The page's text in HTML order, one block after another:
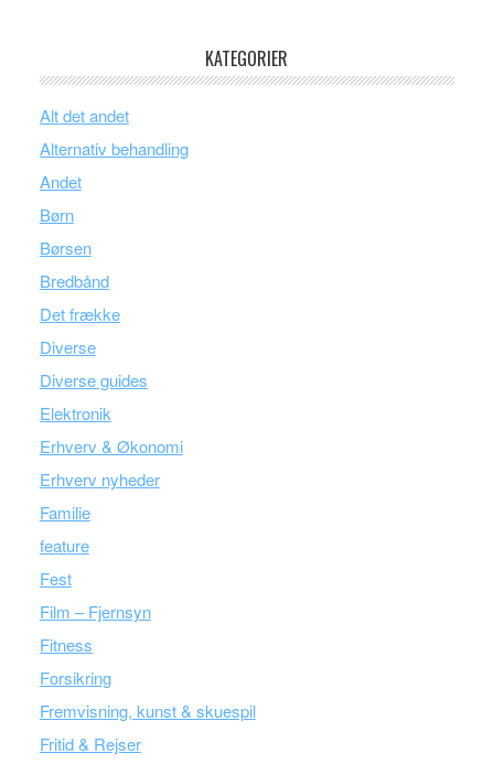
KATEGORIER
Alt det andet
Alternativ behandling
Andet
Børn
Børsen
Bredbånd
Det frække
Diverse
Diverse guides
Elektronik
Erhverv & Økonomi
Erhverv nyheder
Familie
feature
Fest
Film – Fjernsyn
Fitness
Forsikring
Fremvisning, kunst & skuespil
Fritid & Rejser